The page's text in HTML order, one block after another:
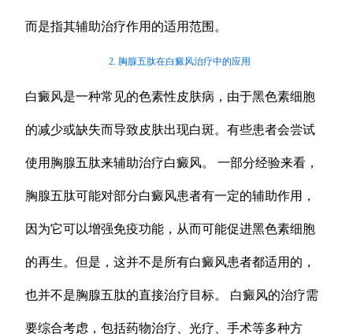
而是指其辅助治疗作用的适用范围。
2. 胸腺五肽在白癜风治疗中的应用
白癜风是一种常见的色素性皮肤病，由于黑色素细胞
的减少或缺失而导致皮肤出现白斑。有些患者会尝试
使用胸腺五肽来辅助治疗白癜风。 一部分经验来看，
胸腺五肽可能对部分白癜风患者有一定的辅助作用，
因为它可以增强免疫功能，从而可能促进黑色素细胞
的再生。但是，这并不是所有白癜风患者都适用的，
也并不是胸腺五肽的直接治疗目标。 白癜风的治疗需
要综合考虑，包括药物治疗、光疗、手术等多种方